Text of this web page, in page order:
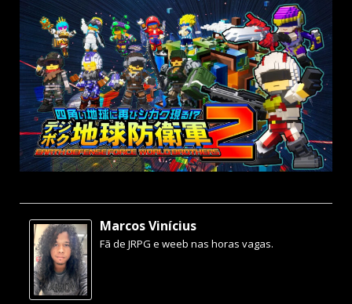
Marcos Vinícius
Fã de JRPG e weeb nas horas vagas.